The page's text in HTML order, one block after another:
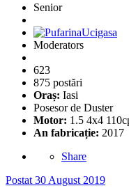
Senior
Moderators
623
875 postări
Oraș: Iasi
Posesor de Duster
Motor: 1.5 4x4
An fabricație: 2017
Share
Postat 30 August 2019